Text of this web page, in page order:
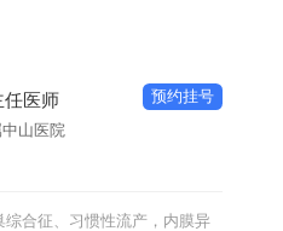
中药调理。
任医师
山医院
预约挂号
合征、习惯性流产，内膜异